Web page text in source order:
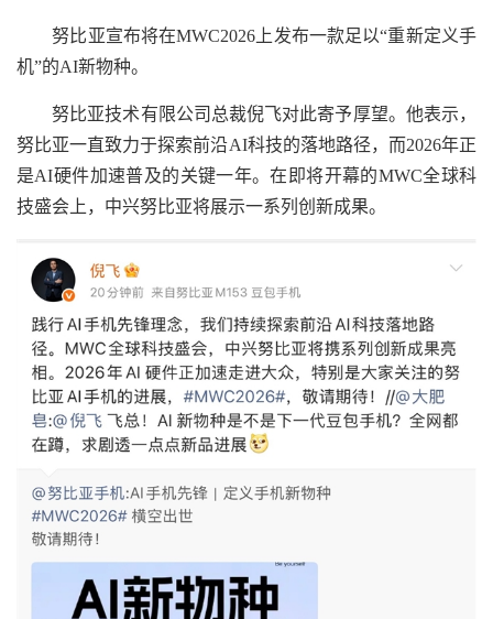
努比亚宣布将在MWC2026上发布一款足以“重新定义手
机”的AI新物种。
努比亚技术有限公司总裁倪飞对此寄予厚望。他表示，
努比亚一直致力于探索前沿AI科技的落地路径，而2026年正
是AI硬件加速普及的关键一年。在即将开幕的MWC全球科
技盛会上，中兴努比亚将展示一系列创新成果。